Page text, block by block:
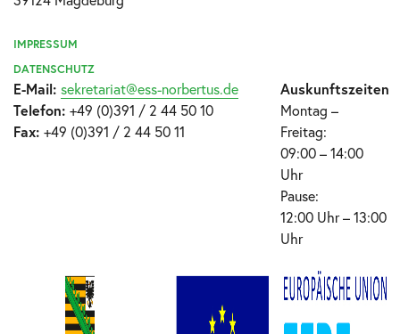
IMPRESSUM
DATENSCHUTZ
E-Mail: sekretariat@ess-norbertus.de
Telefon: +49 (0)391 / 2 44 50 10
Fax: +49 (0)391 / 2 44 50 11
Auskunftszeiten
Montag –
Freitag:
09:00 – 14:00
Uhr
Pause:
12:00 Uhr – 13:00
Uhr